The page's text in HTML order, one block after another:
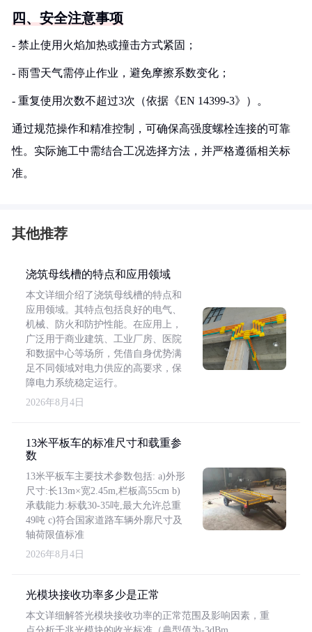
四、安全注意事项
- 禁止使用火焰加热或撞击方式紧固；
- 雨雪天气需停止作业，避免摩擦系数变化；
- 重复使用次数不超过3次（依据《EN 14399-3》）。
通过规范操作和精准控制，可确保高强度螺栓连接的可靠
性。实际施工中需结合工况选择方法，并严格遵循相关标
准。
其他推荐
浇筑母线槽的特点和应用领域
本文详细介绍了浇筑母线槽的特点和
应用领域。其特点包括良好的电气、
机械、防火和防护性能。在应用上，
广泛用于商业建筑、工业厂房、医院
和数据中心等场所，凭借自身优势满
足不同领域对电力供应的高要求，保
障电力系统稳定运行。
2026年8月4日
13米平板车的标准尺寸和载重参
数
13米平板车主要技术参数包括: a)外形
尺寸:长13m×宽2.45m,栏板高55cm b)
承载能力:标载30-35吨,最大允许总重
49吨 c)符合国家道路车辆外廓尺寸及
轴荷限值标准
2026年8月4日
光模块接收功率多少是正常
本文详细解答光模块接收功率的正常范围及影响因素，重